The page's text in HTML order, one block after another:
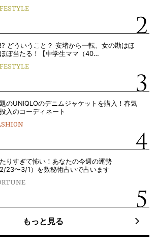
どういうこと？ 安堵から一転、女の勘はほ
ぼ当たる！【中学生ママ（40…
のUNIQLOのデニムジャケットを購入！春気
入のコーディネート
りすぎて怖い！あなたの今週の運勢
2/23〜3/1）を数秘術占いで占います
もっと見る